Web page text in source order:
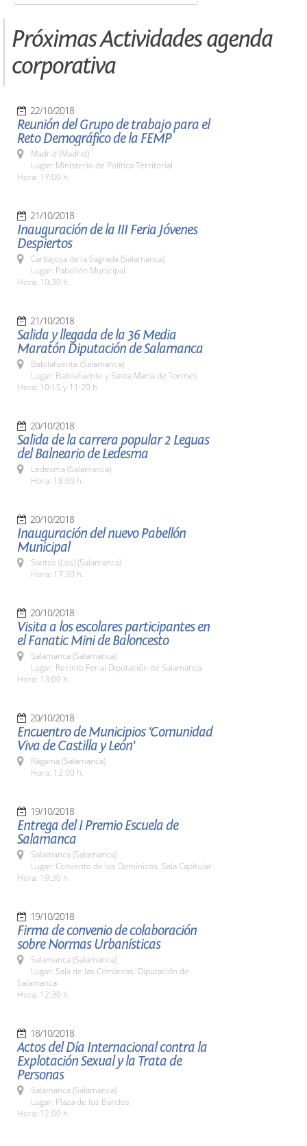
Próximas Actividades agenda
corporativa
22/10/2018
Reunión del Grupo de trabajo para el
Reto Demográfico de la FEMP
Madrid (Madrid)
Lugar: Ministerio de Política Territorial
Hora: 17:00 h.
21/10/2018
Inauguración de la III Feria Jóvenes
Despiertos
Carbajosa de la Sagrada (Salamanca)
Lugar: Pabellón Municipal
Hora: 10:30 h.
21/10/2018
Salida y llegada de la 36 Media
Maratón Diputación de Salamanca
Babilafuente (Salamanca)
Lugar: Babilafuente y Santa Marta de Tormes
Hora: 10:15 y 11:20 h.
20/10/2018
Salida de la carrera popular 2 Leguas
del Balneario de Ledesma
Ledesma (Salamanca)
Hora: 18:00 h.
20/10/2018
Inauguración del nuevo Pabellón
Municipal
Santos (Los) (Salamanca)
Hora: 17:30 h.
20/10/2018
Visita a los escolares participantes en
el Fanatic Mini de Baloncesto
Salamanca (Salamanca)
Lugar: Recinto Ferial Diputación de Salamanca
Hora: 13:00 h.
20/10/2018
Encuentro de Municipios 'Comunidad
Viva de Castilla y León'
Rágama (Salamanca)
Hora: 12.00 h.
19/10/2018
Entrega del I Premio Escuela de
Salamanca
Salamanca (Salamanca)
Lugar: Convento de los Dominicos. Sala Capitular
Hora: 19:30 h.
19/10/2018
Firma de convenio de colaboración
sobre Normas Urbanísticas
Salamanca (Salamanca)
Lugar: Sala de las Comarcas. Diputación de
Salamanca
Hora: 12:30 h.
18/10/2018
Actos del Día Internacional contra la
Explotación Sexual y la Trata de
Personas
Salamanca (Salamanca)
Lugar: Plaza de los Bandos
Hora: 12.00 h.